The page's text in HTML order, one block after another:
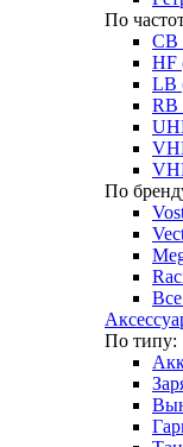
По
CB
HF
LB
RB
По
По типу: